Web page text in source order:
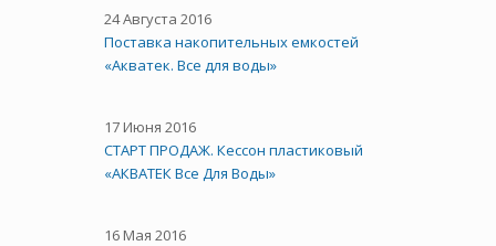
24 Августа 2016
Поставка накопительных емкостей
«Акватек. Все для воды»
17 Июня 2016
СТАРТ ПРОДАЖ. Кессон пластиковый
«АКВАТЕК Все Для Воды»
16 Мая 2016